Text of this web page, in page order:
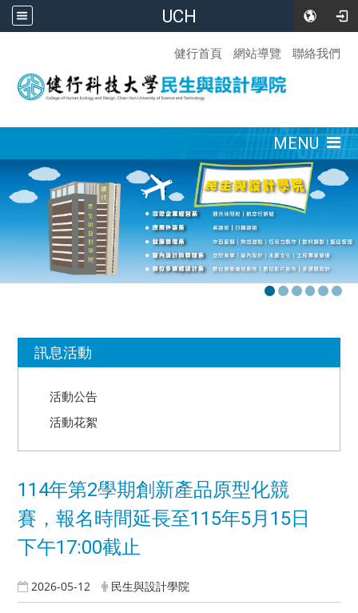
UCH
健行首頁 網站導覽 聯絡我們
MENU
訊息活動
活動公告
活動花絮
114年第2學期創新產品原型化競
賽，報名時間延長至115年5月15日
下午17:00截止
2026-05-12 民生與設計學院